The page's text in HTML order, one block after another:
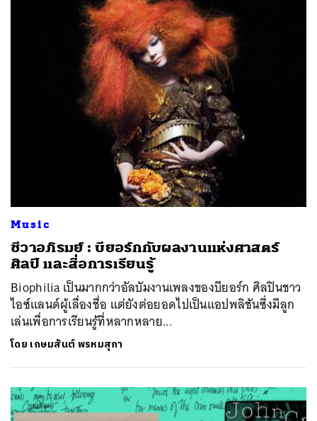
Music
ชีวาอภิรมย์ : บียอร์กกับผลงานแห่งศาสตร์
ศิลป์ และสื่อการเรียนรู้
Biophilia เป็นมากกว่าอัลบัมงานเพลงของบียอร์ก ศิลปินชาว
ไอซ์แลนด์ผู้เลื่องชื่อ แต่ยังต่อยอดไปเป็นแอปพลิชันซึ่งมีลูก
เล่นเพื่อการเรียนรู้ที่หลากหลาย...
โดย เกษมสันต์ พรหมสุภา